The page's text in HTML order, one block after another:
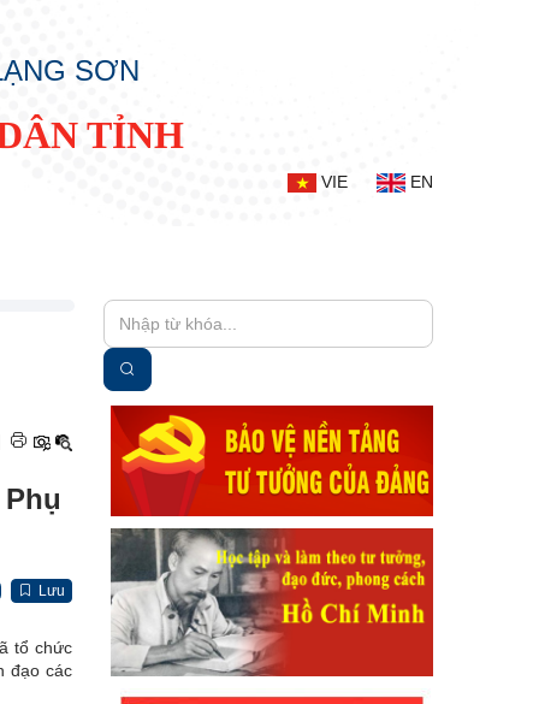
SƠN
TỈNH
VIE EN
Lưu
tổ chức
đạo các